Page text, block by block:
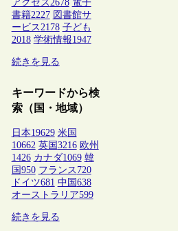
アクセス 2678 電子
書籍2227 図書館サ
ービス 2178 子ども
2018 学術情報1947
続きを見る
キーワードから検
索（国・地域）
日本19629 米国
10662 英国 3216 欧州
1426 カナダ1069 韓
国 950 フランス 720
ドイツ681 中国 638
オーストラリア599
続きを見る